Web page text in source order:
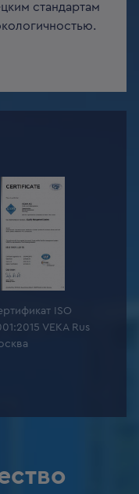
стандартам
ISO
VEKA Rus